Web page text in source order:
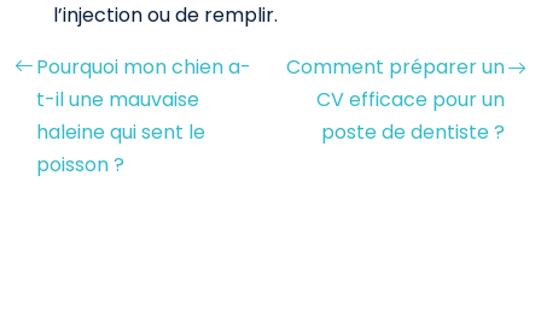
l’injection ou de remplir.
Pourquoi mon chien a-
t-il une mauvaise
haleine qui sent le
poisson ?
Comment préparer un
CV efficace pour un
poste de dentiste ?